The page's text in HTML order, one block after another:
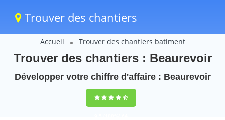
Trouver des chantiers
Accueil Trouver des chantiers batiment
Trouver des chantiers : Beaurevoir
Développer votre chiffre d'affaire : Beaurevoir
9,5(100%)64